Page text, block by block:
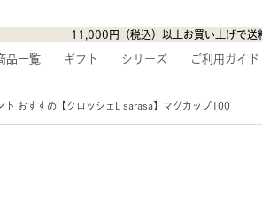
11,000円（税込）以上お買い上げで送
品一覧 ギフト シリーズ ご利用ガイド
ト おすすめ【クロッシェL sarasa】マグカップ100